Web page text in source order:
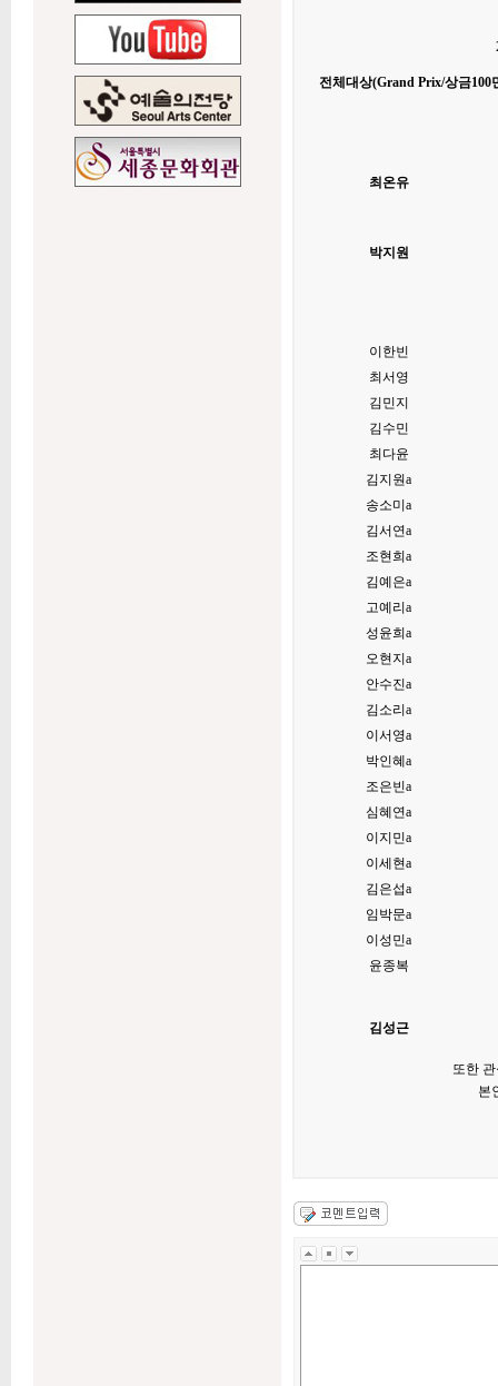
전체대상(Grand Prix/상금
최온유
박지원
이한빈
최서영
김민지
김수민
최다윤
김지원a
송소미a
김서연a
조현희a
김예은a
고예리a
성윤희a
오현지a
안수진a
김소리a
이서영a
박인혜a
조은빈a
심혜연a
이지민a
이세현a
김은섭a
임박문a
이성민a
윤종복
김성근
또한
본